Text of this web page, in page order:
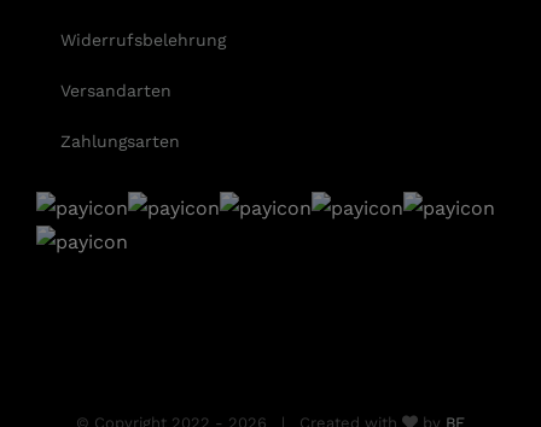
Widerrufsbelehrung
Versandarten
Zahlungsarten
© Copyright 2022 - 2026 | Created with by BE